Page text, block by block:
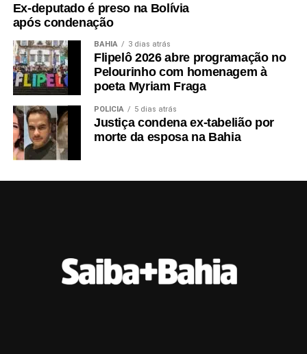
Ex-deputado é preso na Bolívia
após condenação
BAHIA 3 dias atrás
Flipelô 2026 abre programação no
Pelourinho com homenagem à
poeta Myriam Fraga
POLÍCIA 5 dias atrás
Justiça condena ex-tabelião por
morte da esposa na Bahia